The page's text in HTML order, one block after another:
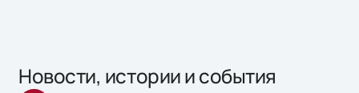
Новости, истории и события